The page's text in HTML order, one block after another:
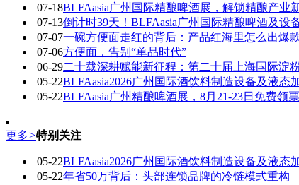
07-18BLFAasia广州国际精酿啤酒展，解锁精酿产业
07-13倒计时39天！BLFAasia广州国际精酿啤酒及设
07-07一碗方便面走红的背后：产品红海里怎么出爆
07-06方便面，告别“单品时代”
06-29二十载深耕赋能新征程：第二十届上海国际淀
05-22BLFAasia2026广州国际酒饮料制造设备及液态
05-22BLFAasia广州精酿啤酒展，8月21-23日免费领票
更多>特别关注
05-22BLFAasia2026广州国际酒饮料制造设备及液态
05-22年省50万背后：头部连锁品牌的冷链模式重构